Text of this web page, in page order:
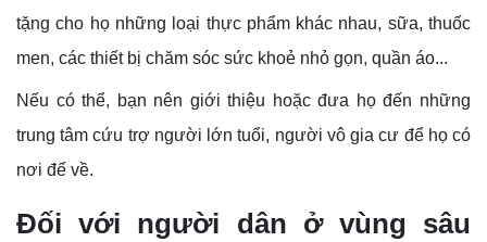
tặng cho họ những loại thực phẩm khác nhau, sữa, thuốc
men, các thiết bị chăm sóc sức khoẻ nhỏ gọn, quần áo...
Nếu có thể, bạn nên giới thiệu hoặc đưa họ đến những
trung tâm cứu trợ người lớn tuổi, người vô gia cư để họ có
nơi để về.
Đối với người dân ở vùng sâu